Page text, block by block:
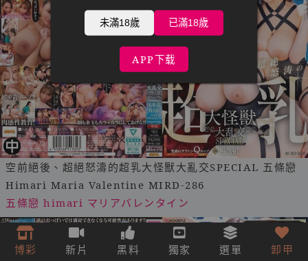
空前絕後、超絕怒濤的超乳大怪獸大亂交SPECIAL 五條戀
Himari Maria Valentine MIRD-286
五條戀 himari マリアバレンタイン
02:42:22
博彩
新片 黑料 獨家 選單 卸甲
未滿18歲 已滿18歲
APP下载